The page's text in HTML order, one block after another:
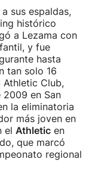
sus espaldas,
histórico
a Lezama con
y fue
hasta
tan solo 16
Club,
2009 en San
la eliminatoria
más joven en
el Athletic en
que marcó
regional